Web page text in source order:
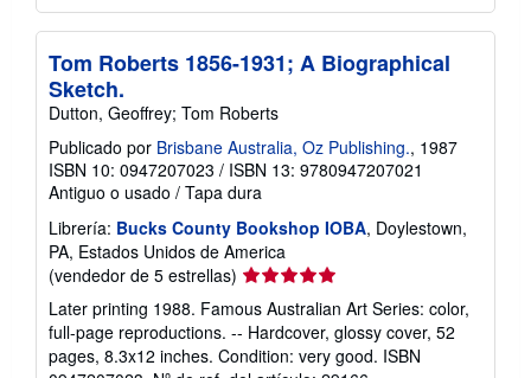
Tom Roberts 1856-1931; A Biographical
Sketch.
Dutton, Geoffrey; Tom Roberts
Publicado por Brisbane Australia, Oz Publishing., 1987
ISBN 10: 0947207023 / ISBN 13: 9780947207021
Antiguo o usado / Tapa dura
Librería: Bucks County Bookshop IOBA, Doylestown,
PA, Estados Unidos de America
(vendedor de 5 estrellas) Calificación
vendedor:
5
de
Later printing 1988. Famous Australian Art Series: color,
full-page reproductions. -- Hardcover, glossy cover, 52
pages, 8.3x12 inches. Condition: very good. ISBN